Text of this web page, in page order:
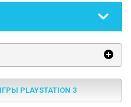
PLAYSTATION 3